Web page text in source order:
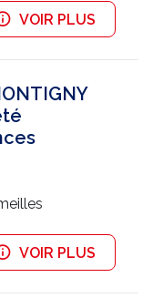
VOIR PLUS
VOIR PLUS